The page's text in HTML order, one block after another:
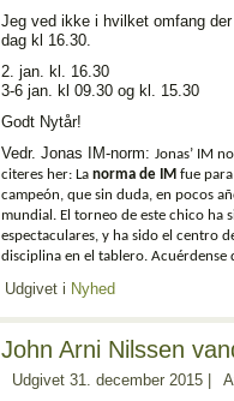
Jeg ved ikke i hvilket omfang
dag kl 16.30.
2. jan. kl. 16.30
3-6 jan. kl 09.30 og kl. 15.30
Godt Nytår!
Vedr. Jonas IM-norm: Jonas’ IM
citeres her: La norma de IM fue
campeón, que sin duda, en pocos
mundial. El torneo de este chico ha
espectaculares, y ha sido el centro
disciplina en el tablero. Acuérdense
Udgivet i Nyhed
John Arni Nilssen
Udgivet 31. december 2015